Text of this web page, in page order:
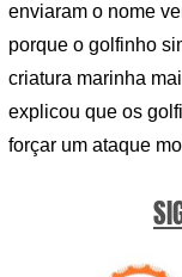
enviaram o nome
porque o golfinho
criatura marinha
explicou que os
forçar um ataque